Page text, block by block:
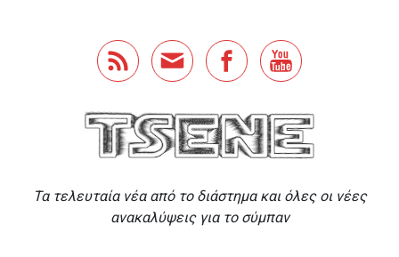
Τα τελευταία νέα από το διάστημα και όλες οι νέες
ανακαλύψεις για το σύμπαν